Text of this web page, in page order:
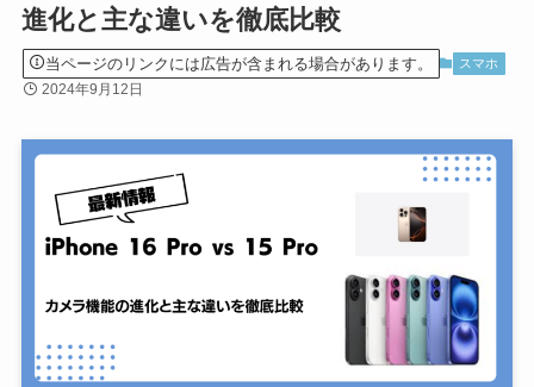
進化と主な違いを徹底比較
当ページのリンクには広告が含まれる場合があります。 スマホ
2024年9月12日